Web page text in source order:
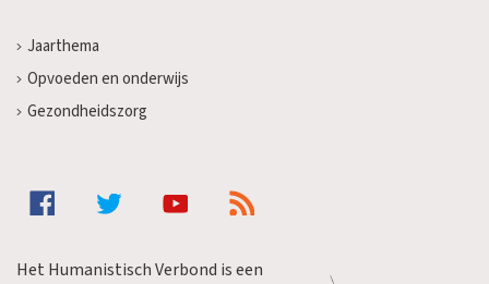
Jaarthema
Opvoeden en onderwijs
Gezondheidszorg
Het Humanistisch Verbond is een